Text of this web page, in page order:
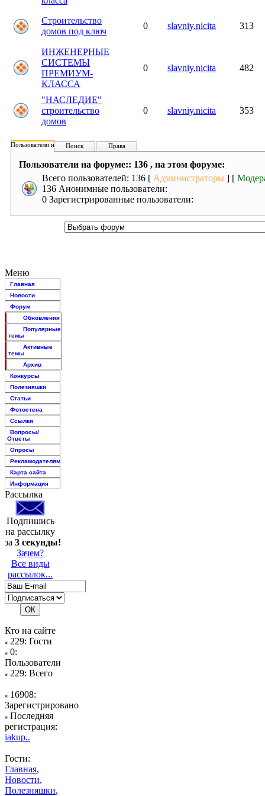
Строительство
домов под ключ
0 slavniy.nicita 313
ИНЖЕНЕРНЫЕ
СИСТЕМЫ
ПРЕМИУМ-
КЛАССА
0 slavniy.nicita 482
"НАСЛЕДИЕ"
строительство
домов
0 slavniy.nicita 353
Пользователи на форуме:
Поиск Права
Пользователи на форуме:: 136 , на этом форуме:
Всего пользователей: 136 [ Администраторы ] [
136 Анонимные пользователи:
0 Зарегистрированные пользователи:
Меню
Главная
Новости
Форум
Обновления
Популярные
темы
Активные
темы
Архив
Конкурсы
Полезняшки
Статьи
Фотостена
Ссылки
Вопросы/
Ответы
Опросы
Рекламодателям
Карта сайта
Информация
Рассылка
Подпишись
на рассылку
за 3 секунды!
Зачем?
Все виды
рассылок...
Кто на сайте
229: Гости
0:
Пользователи
229: Всего
16908:
Зарегистрировано
Последняя
регистрация:
iakup..
Гости:
Главная,
Новости,
Полезняшки,